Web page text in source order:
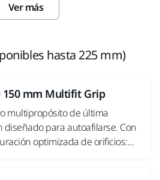
Ver más
hasta 225 mm)
150 mm Multifit Grip
multipropósito de última
diseñado para autoafilarse. Con
optimizada de orificios:...